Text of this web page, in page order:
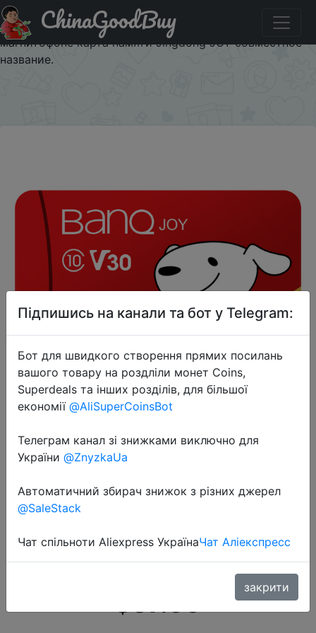
Акція на BanQ 256GB TF (MicroSD) карта памяти U3 C10
A1 4K V30 скорость чтения 100MB / s запись на
магнитофоне карта памяти Jingdong JOY совместное
название.
ChinaGoodBuy
BanQ 256GB TF (MicroSD) карта
скорость чтения 100MB / s запись
на магнитофоне карта памяти
название.
$37.99
Підпишись на канали та бот у Telegram:
Бот для швидкого створення прямих посилань
вашого товару на роздліли монет Coins,
Superdeals та інших розділів, для більшої
економії @AliSuperCoinsBot
Телеграм канал зі знижками виключно для
України @ZnyzkaUa
Автоматичний збирач знижок з різних джерел
@SaleStack
Чат спільноти Aliexpress УкраїнаЧат Аліекспресс
закрити